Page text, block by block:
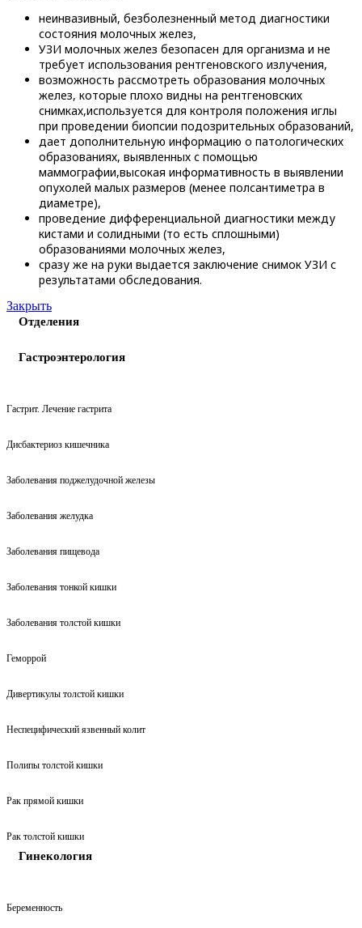
неинвазивный, безболезненный метод диагностики
состояния молочных желез,
УЗИ молочных желез безопасен для организма и не
требует использования рентгеновского излучения,
возможность рассмотреть образования молочных
желез, которые плохо видны на рентгеновских
снимках,используется для контроля положения иглы
при проведении биопсии подозрительных образований,
дает дополнительную информацию о патологических
образованиях, выявленных с помощью
маммографии,высокая информативность в выявлении
опухолей малых размеров (менее полсантиметра в
диаметре),
проведение дифференциальной диагностики между
кистами и солидными (то есть сплошными)
образованиями молочных желез,
сразу же на руки выдается заключение снимок УЗИ с
результатами обследования.
Закрыть
Отделения
Гастроэнтерология
Гастрит. Лечение гастрита
Дисбактериоз кишечника
Заболевания поджелудочной железы
Заболевания желудка
Заболевания пищевода
Заболевания тонкой кишки
Заболевания толстой кишки
Геморрой
Дивертикулы толстой кишки
Неспецифический язвенный колит
Полипы толстой кишки
Рак прямой кишки
Рак толстой кишки
Гинекология
Беременность